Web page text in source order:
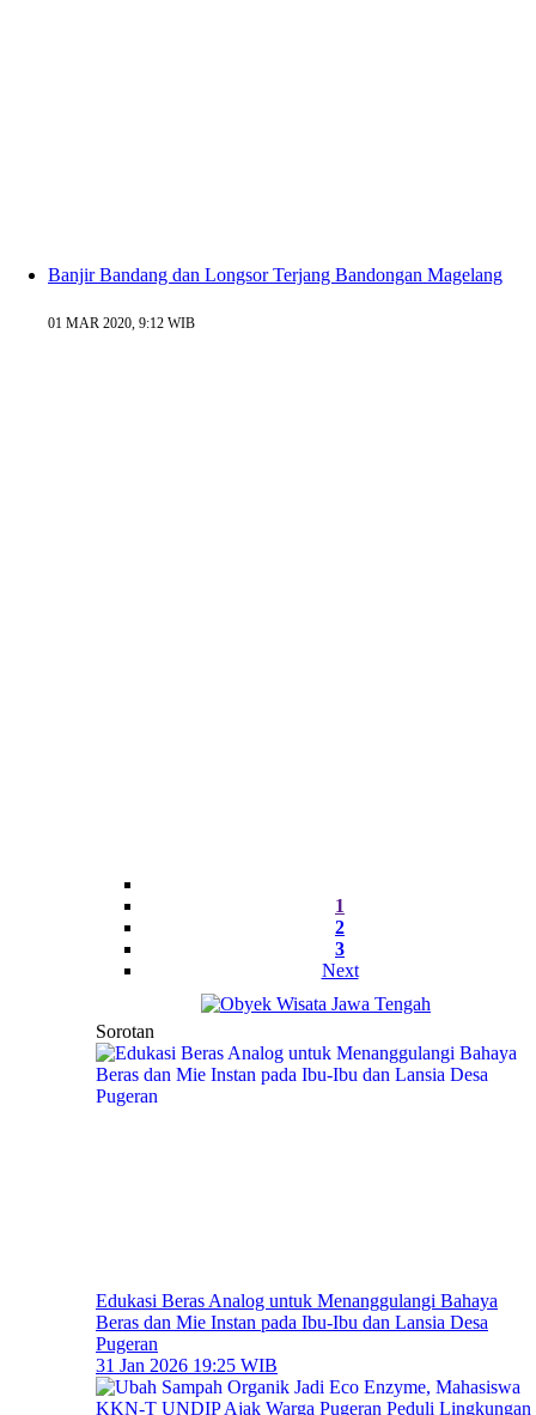
Banjir Bandang dan Longsor Terjang Bandongan Magelang
01 MAR 2020, 9:12 WIB
1
2
3
Next
Sorotan
Edukasi Beras Analog untuk Menanggulangi Bahaya
Beras dan Mie Instan pada Ibu-Ibu dan Lansia Desa
Pugeran
31 Jan 2026 19:25 WIB